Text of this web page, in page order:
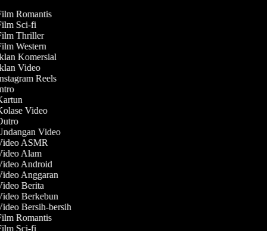
Romantis
Sci-fi
Thriller
Western
Komersial
Video
Reels
Video
Video
ASMR
Alam
Android
Anggaran
Berita
Berkebun
Bersih-bersih
Romantis
Sci-fi